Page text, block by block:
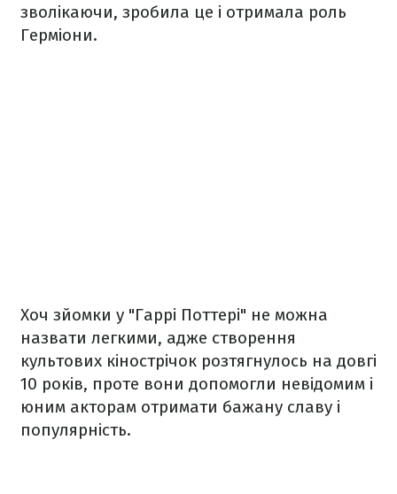
зволікаючи, зробила це і отримала роль
Герміони.
Хоч зйомки у "Гаррі Поттері" не можна
назвати легкими, адже створення
культових кінострічок розтягнулось на довгі
10 років, проте вони допомогли невідомим і
юним акторам отримати бажану славу і
популярність.